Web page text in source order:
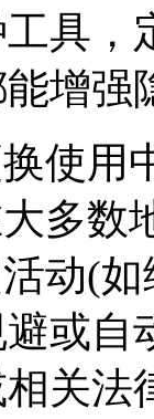
具，
增强
使用
多数
动(
或自
关法